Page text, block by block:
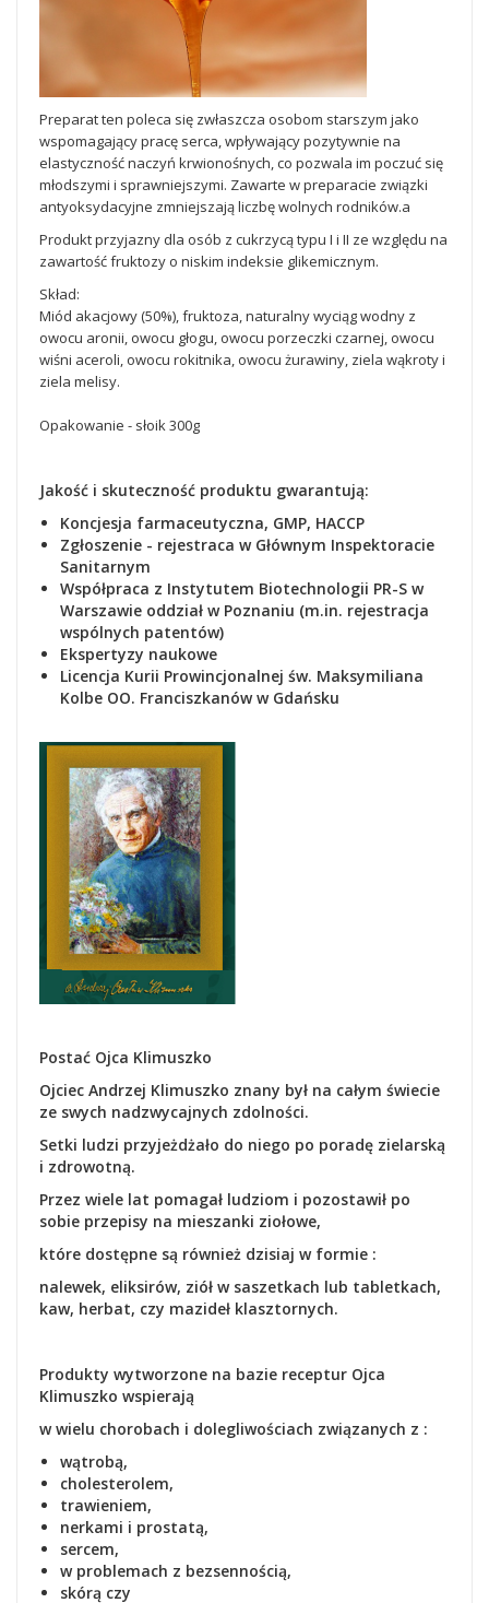
Preparat ten poleca się zwłaszcza osobom starszym jako
wspomagający pracę serca, wpływający pozytywnie na
elastyczność naczyń krwionośnych, co pozwala im poczuć się
młodszymi i sprawniejszymi. Zawarte w preparacie związki
antyoksydacyjne zmniejszają liczbę wolnych rodników.a
Produkt przyjazny dla osób z cukrzycą typu I i II ze względu na
zawartość fruktozy o niskim indeksie glikemicznym.
Skład:
Miód akacjowy (50%), fruktoza, naturalny wyciąg wodny z
owocu aronii, owocu głogu, owocu porzeczki czarnej, owocu
wiśni aceroli, owocu rokitnika, owocu żurawiny, ziela wąkroty i
ziela melisy.
Opakowanie - słoik 300g
Jakość i skuteczność produktu gwarantują:
Koncjesja farmaceutyczna, GMP, HACCP
Zgłoszenie - rejestraca w Głównym Inspektoracie
Sanitarnym
Współpraca z Instytutem Biotechnologii PR-S w
Warszawie oddział w Poznaniu (m.in. rejestracja
wspólnych patentów)
Ekspertyzy naukowe
Licencja Kurii Prowincjonalnej św. Maksymiliana
Kolbe OO. Franciszkanów w Gdańsku
Postać Ojca Klimuszko
Ojciec Andrzej Klimuszko znany był na całym świecie
ze swych nadzwycajnych zdolności.
Setki ludzi przyjeżdżało do niego po poradę zielarską
i zdrowotną.
Przez wiele lat pomagał ludziom i pozostawił po
sobie przepisy na mieszanki ziołowe,
które dostępne są również dzisiaj w formie :
nalewek, eliksirów, ziół w saszetkach lub tabletkach,
kaw, herbat, czy mazideł klasztornych.
Produkty wytworzone na bazie receptur Ojca
Klimuszko wspierają
w wielu chorobach i dolegliwościach związanych z :
wątrobą,
cholesterolem,
trawieniem,
nerkami i prostatą,
sercem,
w problemach z bezsennością,
skórą czy